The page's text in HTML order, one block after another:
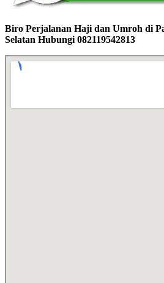
Biro Perjalanan Haji dan Umroh di
Selatan Hubungi 082119542813